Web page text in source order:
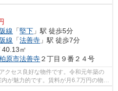
線 「堅下 」駅 徒歩5分
線 「法善寺 」駅 徒歩7分
40.13㎡
原市法善寺２丁目９番２４号
クセス良好な物件です。令和元年築の
が魅力的です。賃料が月6.7万円の物件
Ⅱ...